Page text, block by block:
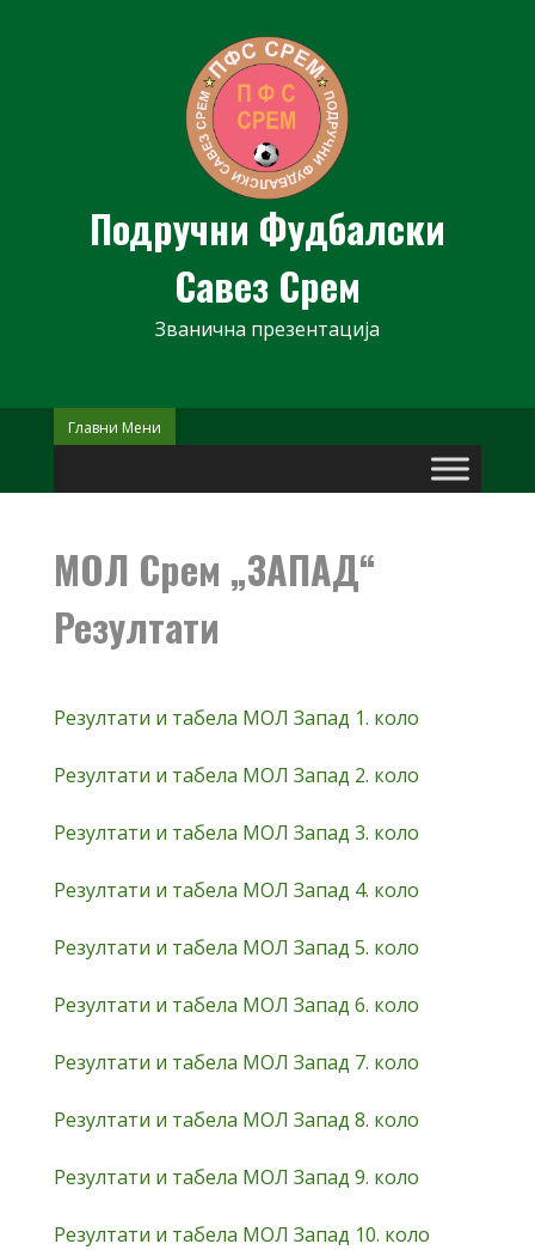
Подручни Фудбалски
Савез Срем
Званична презентација
Главни Мени
МОЛ Срем „ЗАПАД“
Резултати
Резултати и табела МОЛ Запад 1. коло
Резултати и табела МОЛ Запад 2. коло
Резултати и табела МОЛ Запад 3. коло
Резултати и табела МОЛ Запад 4. коло
Резултати и табела МОЛ Запад 5. коло
Резултати и табела МОЛ Запад 6. коло
Резултати и табела МОЛ Запад 7. коло
Резултати и табела МОЛ Запад 8. коло
Резултати и табела МОЛ Запад 9. коло
Резултати и табела МОЛ Запад 10. коло